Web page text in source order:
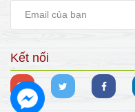
Kết nối